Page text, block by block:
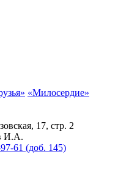
«Милосердие»
17, стр. 2
И.А.
61 (доб. 145)